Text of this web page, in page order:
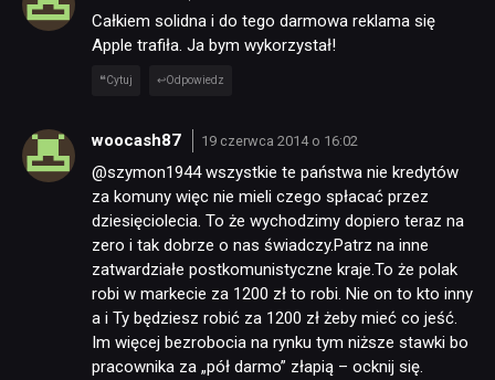
Całkiem solidna i do tego darmowa reklama się
Apple trafiła. Ja bym wykorzystał!
Cytuj Odpowiedz
woocash87 19 czerwca 2014 o 16:02
@szymon1944 wszystkie te państwa nie kredytów
za komuny więc nie mieli czego spłacać przez
dziesięciolecia. To że wychodzimy dopiero teraz na
zero i tak dobrze o nas świadczy.Patrz na inne
zatwardziałe postkomunistyczne kraje.To że polak
robi w markecie za 1200 zł to robi. Nie on to kto inny
a i Ty będziesz robić za 1200 zł żeby mieć co jeść.
Im więcej bezrobocia na rynku tym niższe stawki bo
pracownika za „pół darmo” złapią – ocknij się.